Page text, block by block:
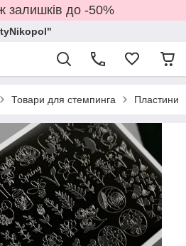
залишків до -50%
Товари для стемпинга Пластини